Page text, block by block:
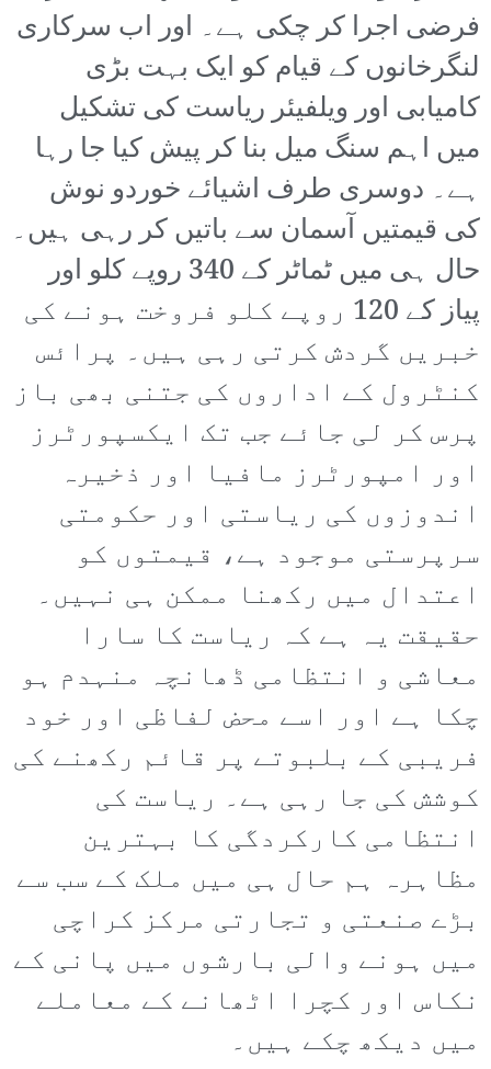
فرضی اجرا کر چکی ہے۔ اور اب سرکاری
لنگرخانوں کے قیام کو ایک بہت بڑی
کامیابی اور ویلفیئر ریاست کی تشکیل
میں اہم سنگ میل بنا کر پیش کیا جا رہا
ہے۔ دوسری طرف اشیائے خوردو نوش
کی قیمتیں آسمان سے باتیں کر رہی ہیں۔
حال ہی میں ٹماٹر کے 340 روپے کلو اور
پیاز کے 120 روپے کلو فروخت ہونے کی
خبریں گردش کرتی رہی ہیں۔ پرائس
کنٹرول کے اداروں کی جتنی بھی باز
پرس کر لی جائے جب تک ایکسپورٹرز
اور امپورٹرز مافیا اور ذخیرہ
اندوزوں کی ریاستی اور حکومتی
سرپرستی موجود ہے، قیمتوں کو
اعتدال میں رکھنا ممکن ہی نہیں۔
حقیقت یہ ہے کہ ریاست کا سارا
معاشی و انتظامی ڈھانچہ منہدم ہو
چکا ہے اور اسے محض لفاظی اور خود
فریبی کے بلبوتے پر قائم رکھنے کی
کوشش کی جا رہی ہے۔ ریاست کی
انتظامی کارکردگی کا بہترین
مظاہرہ ہم حال ہی میں ملک کے سب سے
بڑے صنعتی و تجارتی مرکز کراچی
میں ہونے والی بارشوں میں پانی کے
نکاس اور کچرا اٹھانے کے معاملے
میں دیکھ چکے ہیں۔